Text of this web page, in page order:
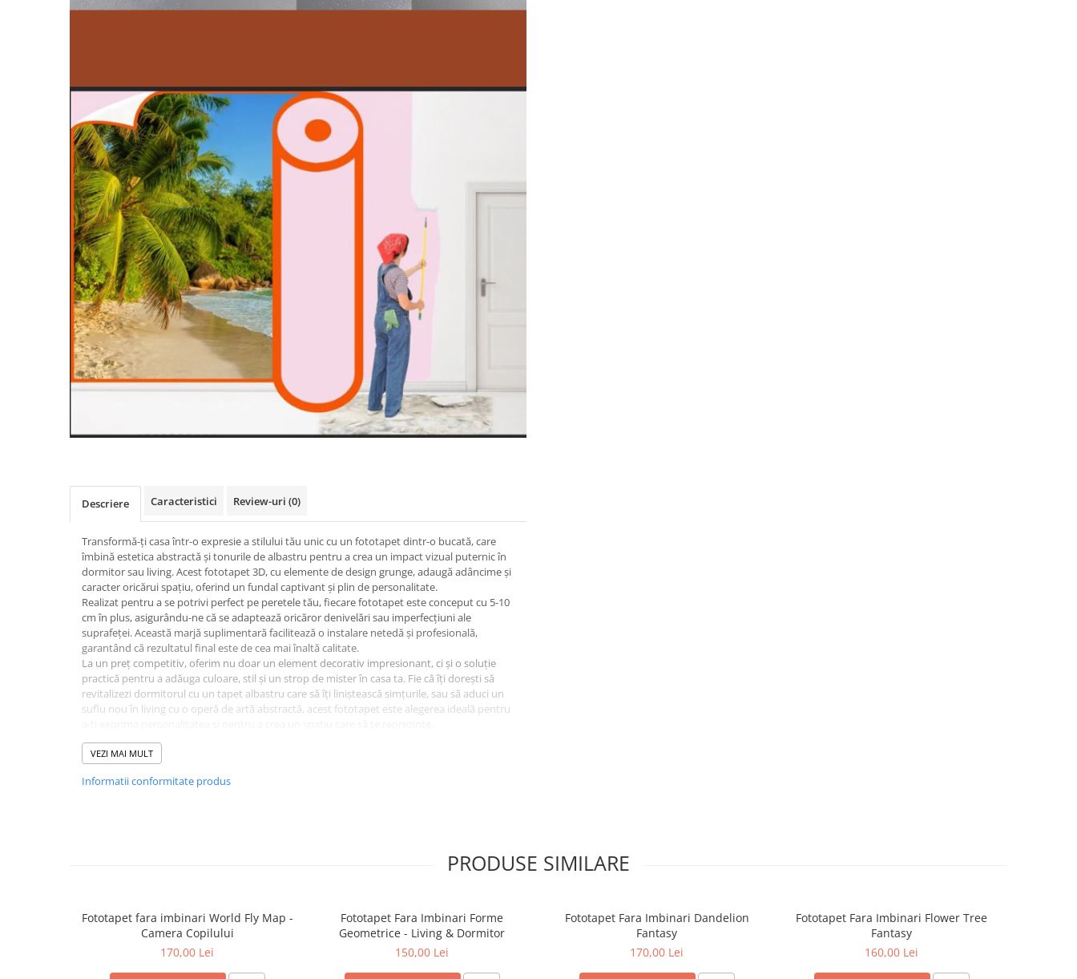
Descriere Caracteristici Review-uri (0)
Transformă-ți casa într-o expresie a stilului tău unic cu un fototapet dintr-o bucată, care
îmbină estetica abstractă și tonurile de albastru pentru a crea un impact vizual puternic în
dormitor sau living. Acest fototapet 3D, cu elemente de design grunge, adaugă adâncime și
caracter oricărui spațiu, oferind un fundal captivant și plin de personalitate.
Realizat pentru a se potrivi perfect pe peretele tău, fiecare fototapet este conceput cu 5-10
cm în plus, asigurându-ne că se adaptează oricăror denivelări sau imperfecțiuni ale
suprafeței. Această marjă suplimentară facilitează o instalare netedă și profesională,
garantând că rezultatul final este de cea mai înaltă calitate.
La un preț competitiv, oferim nu doar un element decorativ impresionant, ci și o soluție
practică pentru a adăuga culoare, stil și un strop de mister în casa ta. Fie că îți dorești să
revitalizezi dormitorul cu un tapet albastru care să îți liniștească simțurile, sau să aduci un
suflu nou în living cu o operă de artă abstractă, acest fototapet este alegerea ideală pentru
Optează pentru acest fototapet abstract și albastru pentru a îmbogăți estetica locuinței
tale cu o piesă de accent modernă și sofisticată, care să inspire și să transforme orice
VEZI MAI MULT
Informatii conformitate produs
PRODUSE SIMILARE
Fototapet fara imbinari World Fly Map -
Camera Copilului
170,00 Lei
Fototapet Fara Imbinari Forme
Geometrice - Living & Dormitor
150,00 Lei
Fototapet Fara Imbinari Dandelion
Fantasy
170,00 Lei
Fototapet Fara Imbinari Flower Tree
Fantasy
160,00 Lei